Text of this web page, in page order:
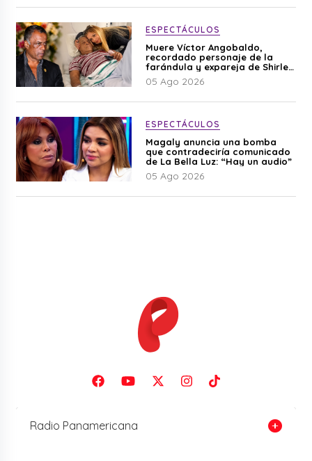
ESPECTÁCULOS
Muere Víctor Angobaldo,
recordado personaje de la
farándula y expareja de Shirley
Cherres
05 Ago 2026
ESPECTÁCULOS
Magaly anuncia una bomba
que contradeciría comunicado
de La Bella Luz: “Hay un audio”
05 Ago 2026
Radio Panamericana